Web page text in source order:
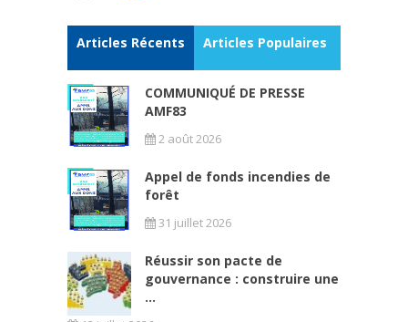
Articles Récents Articles Populaires
COMMUNIQUÉ DE PRESSE
AMF83
2 août 2026
Appel de fonds incendies de
forêt
31 juillet 2026
Réussir son pacte de
gouvernance : construire une
...